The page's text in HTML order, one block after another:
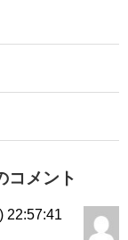
コメント
22:57:41